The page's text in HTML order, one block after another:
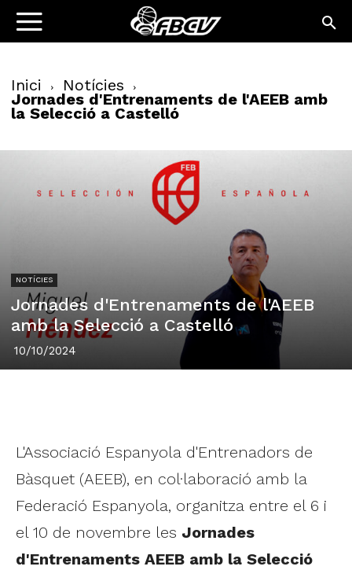
Inici Notícies
Jornades d'Entrenaments de l'AEEB amb
la Selecció a Castelló
NOTÍCIES
Jornades d'Entrenaments de l'AEEB
amb la Selecció a Castelló
10/10/2024
L'Associació Espanyola d'Entrenadors de
Bàsquet (AEEB), en col·laboració amb la
Federació Espanyola, organitza entre el 6 i
el 10 de novembre les Jornades
d'Entrenaments AEEB amb la Selecció